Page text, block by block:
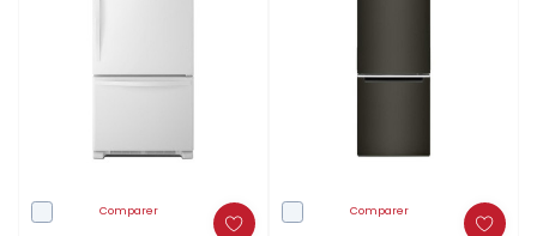
Comparer Comparer